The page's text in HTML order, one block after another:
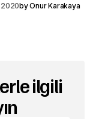
2020byOnur Karakaya
ilgili